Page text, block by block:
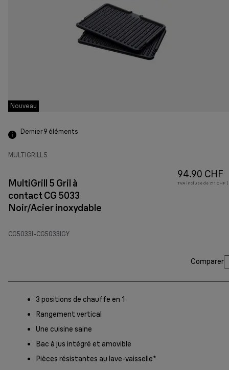
Nouveau
Dernier 9 éléments
MULTIGRILL 5
MultiGrill 5 Gril à
contact CG 5033
Noir/Acier inoxydable
CG5033I-CG5033IGY
94.90 CHF
TVA incluse de 7.11 CHF (
Comparer
3 positions de chauffe en 1
Rangement vertical
Une cuisine saine
Bac à jus intégré et amovible
Pièces résistantes au lave-vaisselle*